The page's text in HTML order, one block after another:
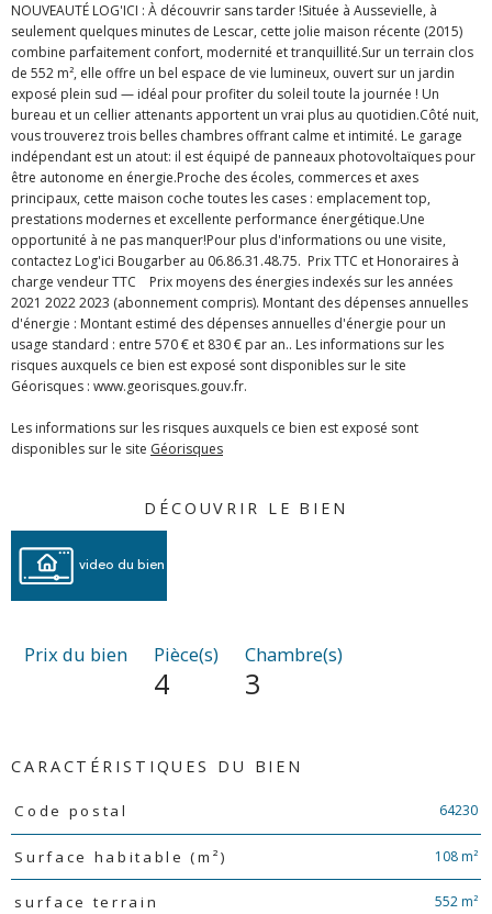
NOUVEAUTÉ LOG'ICI : À découvrir sans tarder !Située à Aussevielle, à
seulement quelques minutes de Lescar, cette jolie maison récente (2015)
combine parfaitement confort, modernité et tranquillité.Sur un terrain clos
de 552 m², elle offre un bel espace de vie lumineux, ouvert sur un jardin
exposé plein sud — idéal pour profiter du soleil toute la journée ! Un
bureau et un cellier attenants apportent un vrai plus au quotidien.Côté nuit,
vous trouverez trois belles chambres offrant calme et intimité. Le garage
indépendant est un atout: il est équipé de panneaux photovoltaïques pour
être autonome en énergie.Proche des écoles, commerces et axes
principaux, cette maison coche toutes les cases : emplacement top,
prestations modernes et excellente performance énergétique.Une
opportunité à ne pas manquer!Pour plus d'informations ou une visite,
contactez Log'ici Bougarber au 06.86.31.48.75. Prix TTC et Honoraires à
charge vendeur TTC Prix moyens des énergies indexés sur les années
2021 2022 2023 (abonnement compris). Montant des dépenses annuelles
d'énergie : Montant estimé des dépenses annuelles d'énergie pour un
usage standard : entre 570 € et 830 € par an.. Les informations sur les
risques auxquels ce bien est exposé sont disponibles sur le site
Géorisques : www.georisques.gouv.fr.
Les informations sur les risques auxquels ce bien est exposé sont
disponibles sur le site Géorisques
DÉCOUVRIR LE BIEN
video du bien
Prix du bien Pièce(s)
4
Chambre(s)
3
CARACTÉRISTIQUES DU BIEN
Caractéristiques Valeurs
Code postal 64230
Surface habitable (m²) 108 m²
surface terrain 552 m²